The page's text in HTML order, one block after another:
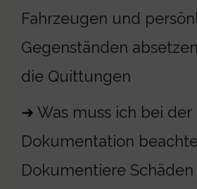
Fahrzeugen und
Gegenständen
die Quittungen
➜ Was muss ich bei der
Dokumentation
Dokumentiere